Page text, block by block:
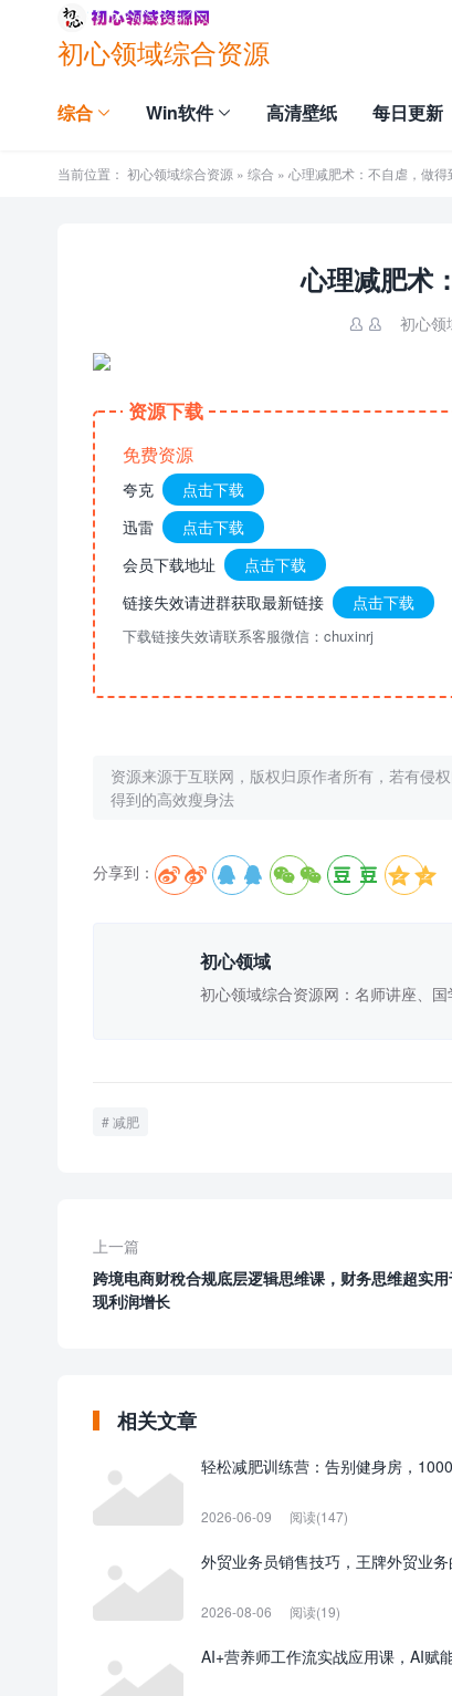
初心领域综合资源
综合 Win软件 高清壁纸 每日更新
当前位置： 初心领域综合资源 » 综合 » 心理减肥术：不自虐，做
心理减肥术
 初心领
资源下载
免费资源
夸克
点击下载
迅雷
点击下载
会员下载地址
点击下载
链接失效请进群获取最新链接
点击下载
下载链接失效请联系客服微信：chuxinrj
资源来源于互联网，版权归原作者所有，若有侵
得到的高效瘦身法
分享到：     
初心领域
初心领域综合资源网：名师讲座、
减肥
上一篇
跨境电商财稅合规底层逻辑思维课，财务思维超实
现利润增长
相关文章
轻松减肥训练营：告别健身房，
2026-06-09 阅读(147)
外贸业务员销售技巧，王牌外贸业
2026-08-06 阅读(19)
AI+营养师工作流实战应用课，AI赋